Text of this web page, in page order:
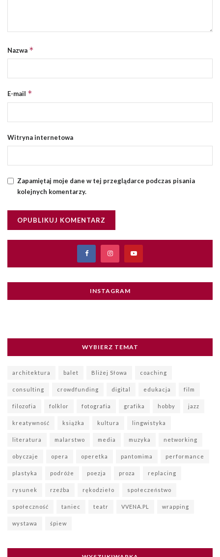
Nazwa *
E-mail *
Witryna internetowa
Zapamiętaj moje dane w tej przeglądarce podczas pisania
kolejnych komentarzy.
INSTAGRAM
WYBIERZ TEMAT
architektura balet Bliżej Słowa coaching
consulting crowdfunding digital edukacja film
filozofia folklor fotografia grafika hobby jazz
kreatywność książka kultura lingwistyka
literatura malarstwo media muzyka networking
obyczaje opera operetka pantomima performance
plastyka podróże poezja proza replacing
rysunek rzeźba rękodzieło społeczeństwo
społeczność taniec teatr VVENA.PL wrapping
wystawa śpiew